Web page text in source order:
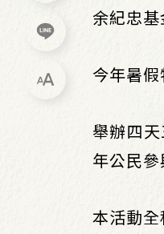
余紀忠
今年暑
舉辦四
年公民
本活動